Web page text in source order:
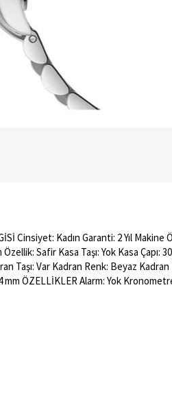
Cinsiyet: Kadın Garanti: 2 Yıl
Özellik: Safir Kasa Taşı: Yok Kasa
Taşı: Var Kadran Renk: Beyaz
mm ÖZELLİKLER Alarm: Yok